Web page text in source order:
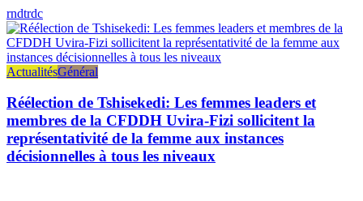
rndtrdc
ActualitésGénéral
Réélection de Tshisekedi: Les femmes leaders et
membres de la CFDDH Uvira-Fizi sollicitent la
représentativité de la femme aux instances
décisionnelles à tous les niveaux